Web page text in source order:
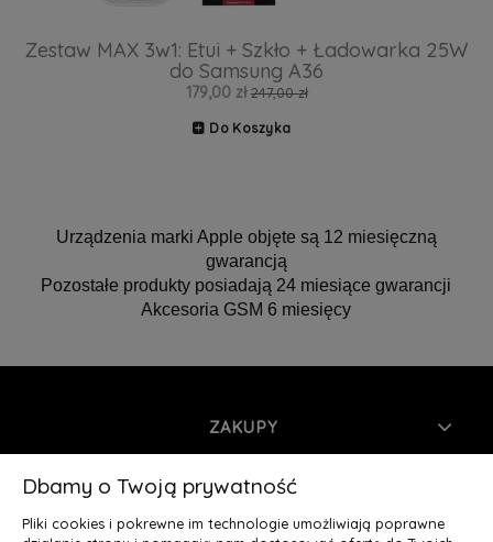
Zestaw MAX 3w1: Etui + Szkło + Ładowarka 25W
do Samsung A36
179,00 zł 247,00 zł
Do Koszyka
Urządzenia marki Apple objęte są 12 miesięczną
gwarancją
Pozostałe produkty posiadają 24 miesiące gwarancji
Akcesoria GSM 6 miesięcy
ZAKUPY
INFORMACJE
MOJE KONTO
Dbamy o Twoją prywatność
Pliki cookies i pokrewne im technologie umożliwiają poprawne